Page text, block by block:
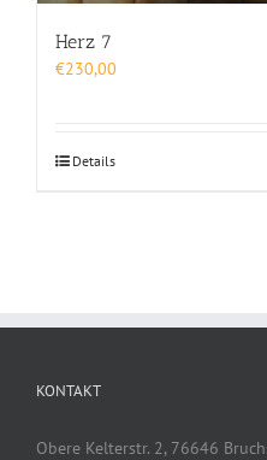
Herz 7
€230,00
Details
KONTAKT
Obere Kelterstr. 2, 76646